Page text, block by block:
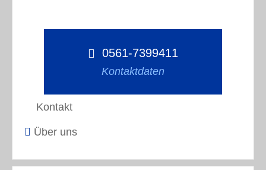
0561-7399411
Kontaktdaten
Kontakt
Über uns